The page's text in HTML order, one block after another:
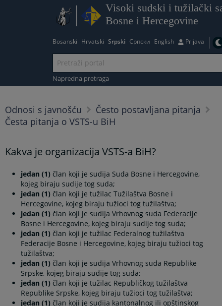
Visoki sudski i tužilački
Bosne i Hercegovine
Bosanski Hrvatski Srpski Српски English Prijava
Napredna pretraga
Odnosi s javnošću
Često postavljana pitanja
Česta pitanja o VSTS-u BiH
Kakva je organizacija VSTS-a BiH?
jedan (1) član koji je sudija Suda Bosne i Hercegovine,
kojeg biraju sudije tog suda;
jedan (1) član koji je tužilac Tužilaštva Bosne i
Hercegovine, kojeg biraju tužioci tog tužilaštva;
jedan (1) član koji je sudija Vrhovnog suda Federacije
Bosne i Hercegovine, kojeg biraju sudije tog suda;
jedan (1) član koji je tužilac Federalnog tužilaštva
Federacije Bosne i Hercegovine, kojeg biraju tužioci tog
tužilaštva;
jedan (1) član koji je sudija Vrhovnog suda Republike
Srpske, kojeg biraju sudije tog suda;
jedan (1) član koji je tužilac Republičkog tužilaštva
Republike Srpske, kojeg biraju tužioci tog tužilaštva;
jedan (1) član koji je sudija kantonalnog ili opštinskog